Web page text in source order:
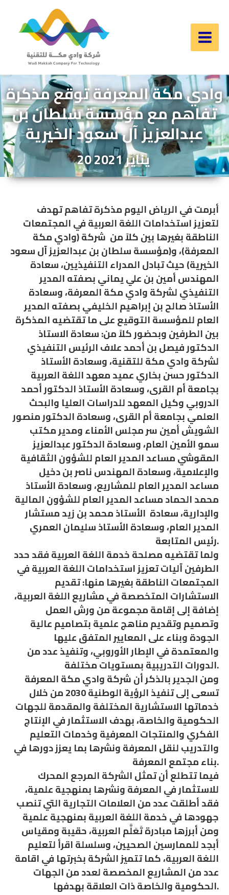
content
Main
Menu
وادي مكة المعرفة توقع مذكرة
تفاهم مع مؤسسة سلطان بن
عبدالعزيز آل سعود الخيرية
20 يناير 2021
أبرمت في الرياض اليوم مذكرة تفاهم تهدف
لتعزيز استخدامات اللغة العربية في المجتمعات
الناطقة بغيرها بين كلاً من شركة (وادي مكة
المعرفة)، و(مؤسسة سلطان بن عبدالعزيز آل سعود
الخيرية) حيث تبادل المدراء التنفيذيين، سعادة
المهندس أمين بن علي يماني بصفته المدير
التنفيذي لشركة وادي مكة المعرفة، وسعادة
الأستاذ صالح بن إبراهيم الخليفي بصفته المدير
العام للمؤسسة التوقيع على ما تقتضيه المذكرة
بين الطرفين وبحضور كلاً من: سعادة الاستاذ
الدكتور فيصل بن أحمد علاف الرئيس التنفيذي
لشركة وادي مكة للتقنية، وسعادة الأستاذ
الدكتور حسن بخاري عميد معهد اللغة العربية
بجامعة أم القرى، وسعادة الأستاذ الدكتور أحمد
الدروبي وكيل المعهد للدراسات العليا والبحث
العلمي بجامعة أم القرى، وسعادة الدكتور منصور
الشويش أمين سر مجلس الأمناء ومدير مكتب
سمو الأمين العام، وسعادة الدكتور عبدالعزيز
المقوشي مساعد المدير العام للشؤون الثقافية
والإعلامية، وسعادة المهندس ناصر بن دخيل
مساعد المدير العام للمشاريع، وسعادة الأستاذ
محمد الحماد مساعد المدير العام للشؤون المالية
والإدارية، سعادة الأستاذ محمد بن زيد مستشار
المدير العام، وسعادة الأستاذ سليمان العمري
رئيس المتابعة.
ولما تقتضيه مصلحة خدمة اللغة العربية فقد حدد
الطرفين آليات تعزيز استخدامات اللغة العربية في
المجتمعات الناطقة بغيرها منها: تقديم
الاستشارات المتخصصة في مشاريع اللغة العربية،
إضافة إلى إقامة مجموعة من ورش العمل
وتصميم وتقديم مناهج علمية بتصاميم عالية
الجودة وبناء على المعايير المتفق عليها
والمعتمدة في الإطار الأوروبي، وتنفيذ عدد من
الدورات التدريبية بمستويات مختلفة.
ومن الجدير بالذكر أن شركة وادي مكة المعرفة
تسعى إلى تنفيذ الرؤية الوطنية 2030 من خلال
خدماتها الاستشارية المختلفة والمقدمة للجهات
الحكومية والخاصة، بهدف الاستثمار في الإنتاج
الفكري والمنتجات المعرفية وخدمات التعليم
والتدريب لنقل المعرفة ونشرها بما يعزز دورها في
بناء مجتمع المعرفة.
فيما تتطلع أن تمثل الشركة المرجع المحرك
للاستثمار في المعرفة ونشرها بمنهجية علمية،
فقد أطلقت عدد من العلامات التجارية التي تنصب
جهودها في خدمة اللغة العربية بمنهجية علمية
ومن أبرزها مبادرة تَعَلَّم العربية، حقيبة ومقياس
أبجد للممارسين الصحيين، وسلسلة اقرأ لتعليم
اللغة العربية، كما تتميز الشركة بخبرتها في اقامة
عدد من المشاريع المخصصة لعدد من الجهات
الحكومية والخاصة ذات العلاقة بهدفها.